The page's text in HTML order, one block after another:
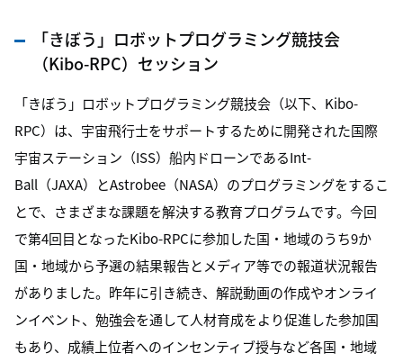
「きぼう」ロボットプログラミング競技会
（Kibo-RPC）セッション
「きぼう」ロボットプログラミング競技会（以下、 Kibo-
RPC） は、宇宙飛行士をサポートするために開発された国際
宇宙ステーション（ISS）船内ドローンであるInt-
Ball（JAXA）とAstrobee（NASA）のプログラミングをするこ
とで、さまざまな課題を解決する教育プログラムです。今回
で第4回目となったKibo-RPCに参加した国・地域のうち9か
国・地域から予選の結果報告とメディア等での報道状況報告
がありました。昨年に引き続き、解説動画の作成やオンライ
ンイベント、勉強会を通して人材育成をより促進した参加国
もあり、成績上位者へのインセンティブ授与など各国・地域